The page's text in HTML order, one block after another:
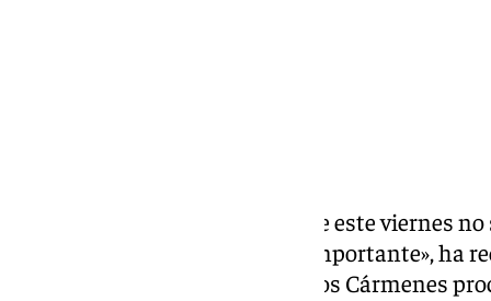
La visita del Granada al Tenerife este viernes
Loïc Williams. «Es un partido importante», ha
central rojiblanco, que llegó a Los Cármenes